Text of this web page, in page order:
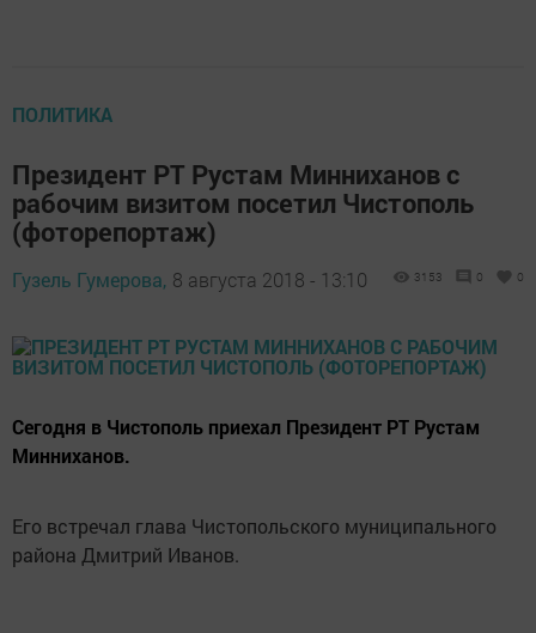
ПОЛИТИКА
Президент РТ Рустам Минниханов с
рабочим визитом посетил Чистополь
(фоторепортаж)
Гузель Гумерова, 8 августа 2018 - 13:10 3153 0 0
Сегодня в Чистополь приехал Президент РТ Рустам
Минниханов.
Его встречал глава Чистопольского муниципального
района Дмитрий Иванов.